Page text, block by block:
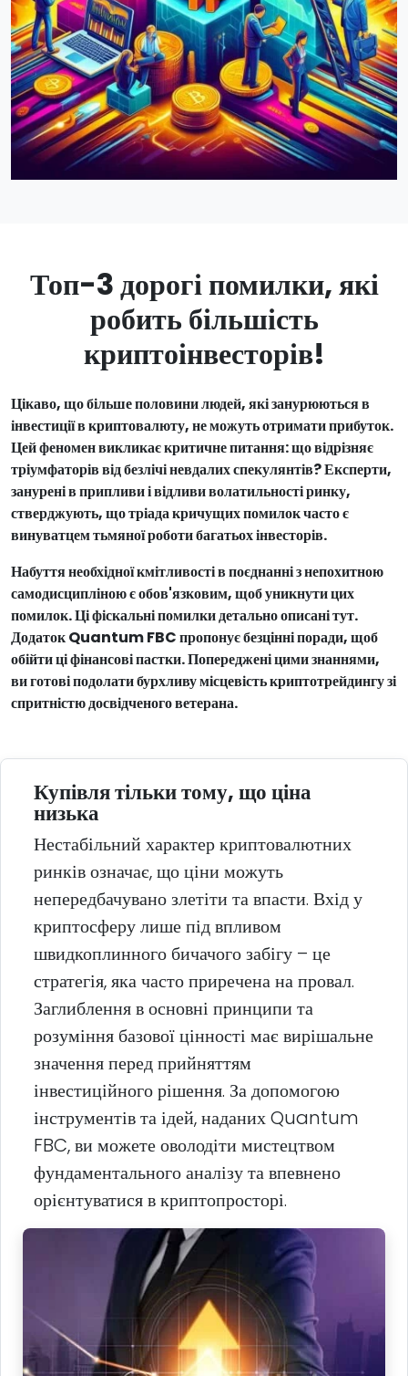
Топ-3 дорогі помилки, які
робить більшість
криптоінвесторів!
Цікаво, що більше половини людей, які занурюються в
інвестиції в криптовалюту, не можуть отримати прибуток.
Цей феномен викликає критичне питання: що відрізняє
тріумфаторів від безлічі невдалих спекулянтів? Експерти,
занурені в припливи і відливи волатильності ринку,
стверджують, що тріада кричущих помилок часто є
винуватцем тьмяної роботи багатьох інвесторів.
Набуття необхідної кмітливості в поєднанні з непохитною
самодисципліною є обов'язковим, щоб уникнути цих
помилок. Ці фіскальні помилки детально описані тут.
Додаток Quantum FBC пропонує безцінні поради, щоб
обійти ці фінансові пастки. Попереджені цими знаннями,
ви готові подолати бурхливу місцевість криптотрейдингу зі
спритністю досвідченого ветерана.
Купівля тільки тому, що ціна
низька
Нестабільний характер криптовалютних
ринків означає, що ціни можуть
непередбачувано злетіти та впасти. Вхід у
криптосферу лише під впливом
швидкоплинного бичачого забігу – це
стратегія, яка часто приречена на провал.
Заглиблення в основні принципи та
розуміння базової цінності має вирішальне
значення перед прийняттям
інвестиційного рішення. За допомогою
інструментів та ідей, наданих Quantum
FBC, ви можете оволодіти мистецтвом
фундаментального аналізу та впевнено
орієнтуватися в криптопросторі.